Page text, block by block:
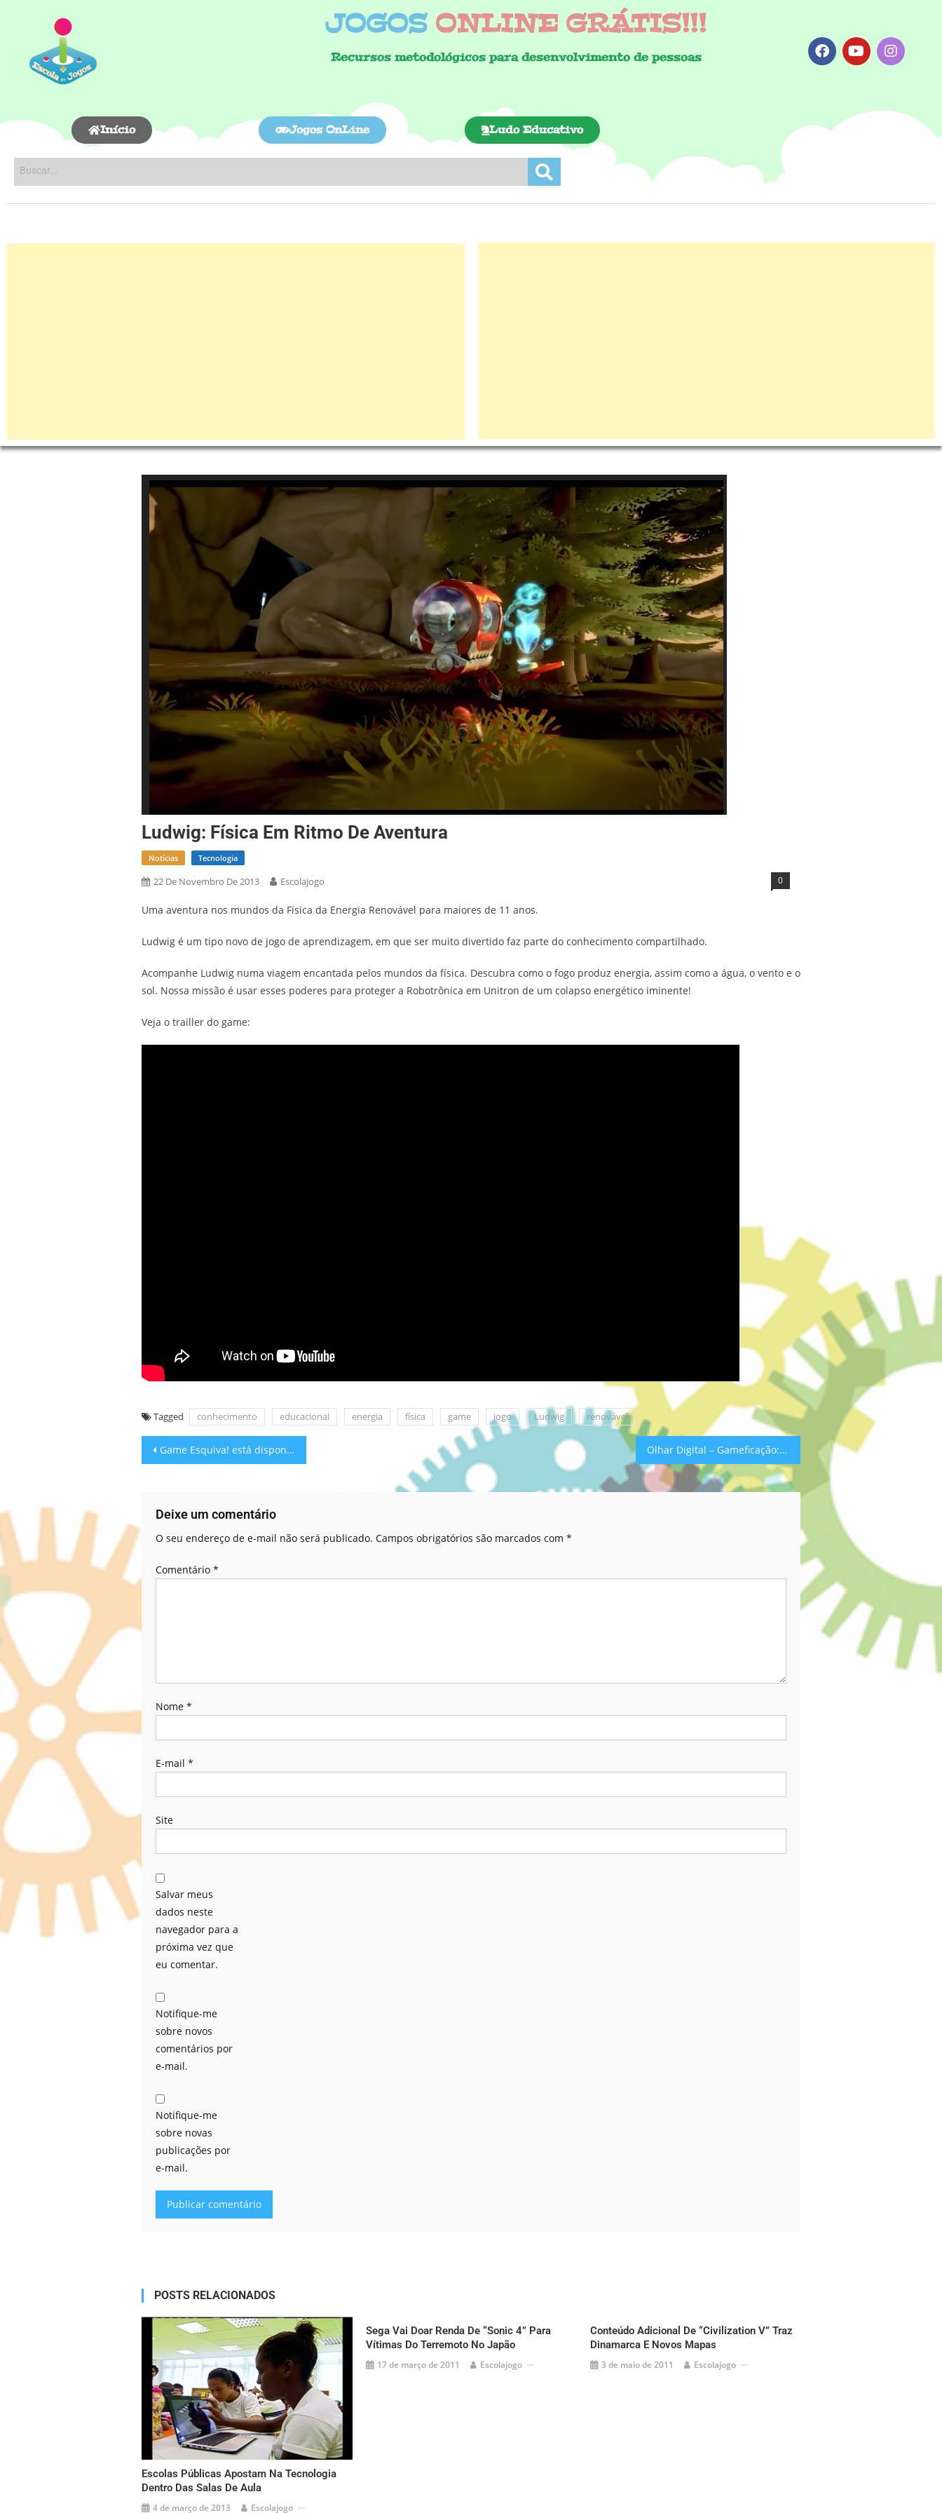
JOGOS ONLINE GRÁTIS!!!
Recursos metodológicos para desenvolvimento de pessoas
Início Jogos OnLine Ludo Educativo
Ludwig: Física Em Ritmo De Aventura
Notícias Tecnologia
22 De Novembro De 2013 Escolajogo 0
Uma aventura nos mundos da Física da Energia Renovável para maiores de 11 anos.
Ludwig é um tipo novo de jogo de aprendizagem, em que ser muito divertido faz parte do conhecimento compartilhado.
Acompanhe Ludwig numa viagem encantada pelos mundos da física. Descubra como o fogo produz energia, assim como a água, o vento e o
sol. Nossa missão é usar esses poderes para proteger a Robotrônica em Unitron de um colapso energético iminente!
Veja o trailler do game:
Tagged conhecimento educacional energia física game jogo Ludwig renovável
Game Esquiva! está disponível no site Best Android Apps Olhar Digital – Gameficação: como aproveitar os jogos eletrônicos para educação
Deixe um comentário
O seu endereço de e-mail não será publicado. Campos obrigatórios são marcados com *
Comentário *
Nome *
E-mail *
Site
Salvar meus
dados neste
navegador para a
próxima vez que
eu comentar.
Notifique-me
sobre novos
comentários por
e-mail.
Notifique-me
sobre novas
publicações por
e-mail.
POSTS RELACIONADOS
Escolas Públicas Apostam Na Tecnologia
Dentro Das Salas De Aula
4 de março de 2013 Escolajogo
Sega Vai Doar Renda De “Sonic 4” Para
Vítimas Do Terremoto No Japão
17 de março de 2011 Escolajogo
Conteúdo Adicional De “Civilization V” Traz
Dinamarca E Novos Mapas
3 de maio de 2011 Escolajogo